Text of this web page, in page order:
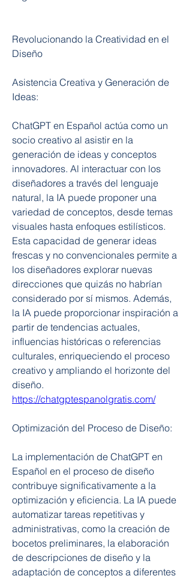
Revolucionando la Creatividad en el
Diseño
Asistencia Creativa y Generación de
Ideas:
ChatGPT en Español actúa como un
socio creativo al asistir en la
generación de ideas y conceptos
innovadores. Al interactuar con los
diseñadores a través del lenguaje
natural, la IA puede proponer una
variedad de conceptos, desde temas
visuales hasta enfoques estilísticos.
Esta capacidad de generar ideas
frescas y no convencionales permite a
los diseñadores explorar nuevas
direcciones que quizás no habrían
considerado por sí mismos. Además,
la IA puede proporcionar inspiración a
partir de tendencias actuales,
influencias históricas o referencias
culturales, enriqueciendo el proceso
creativo y ampliando el horizonte del
https://chatgptespanolgratis.com/
Optimización del Proceso de Diseño:
La implementación de ChatGPT en
Español en el proceso de diseño
contribuye significativamente a la
optimización y eficiencia. La IA puede
automatizar tareas repetitivas y
administrativas, como la creación de
bocetos preliminares, la elaboración
de descripciones de diseño y la
adaptación de conceptos a diferentes